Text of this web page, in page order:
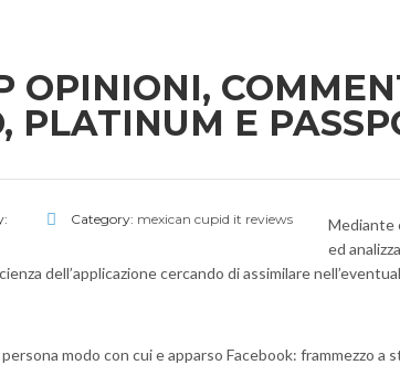
OPINIONI,
PLATINUM E
Category: mexican cupid it reviews
Mediante
ed
dell’applicazione cercando di assimilare
modo con cui e apparso Facebook: frammezzo